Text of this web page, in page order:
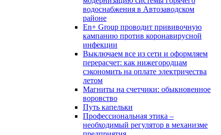
водоснабжения в Автозаводском
районе
En+ Group проводит прививочную
кампанию против коронавирусной
инфекции
Выключаем все из сети и оформляем
перерасчет: как нижегородцам
сэкономить на оплате электричества
летом
Магниты на счетчики: обыкновенное
воровство
Путь капельки
Профессиональная этика –
необходимый регулятор в механизме